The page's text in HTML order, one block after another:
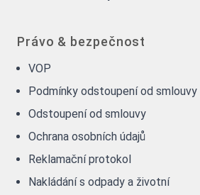
Právo & bezpečnost
VOP
Podmínky odstoupení od smlouvy
Odstoupení od smlouvy
Ochrana osobních údajů
Reklamační protokol
Nakládání s odpady a životní